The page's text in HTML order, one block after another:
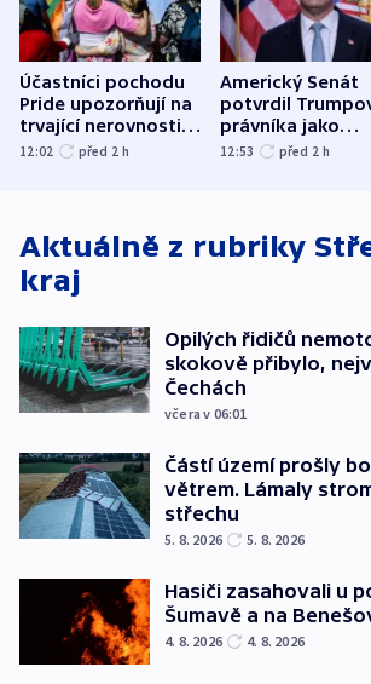
Účastníci pochodu
Pride upozorňují na
trvající nerovnosti i
společenskou
12:02 před 2 h
Americký Senát
potvrdil
právníka jako
ministra
12:53 před 2 h
Aktuálně z rubriky
kraj
Opilých řidičů
skokově přibylo,
Čechách
včera v 06:01
Částí území prošly
větrem. Lámaly
střechu
5. 8. 2026 5. 8. 2026
Hasiči zasahovali u
Šumavě a na
4. 8. 2026 4. 8. 2026